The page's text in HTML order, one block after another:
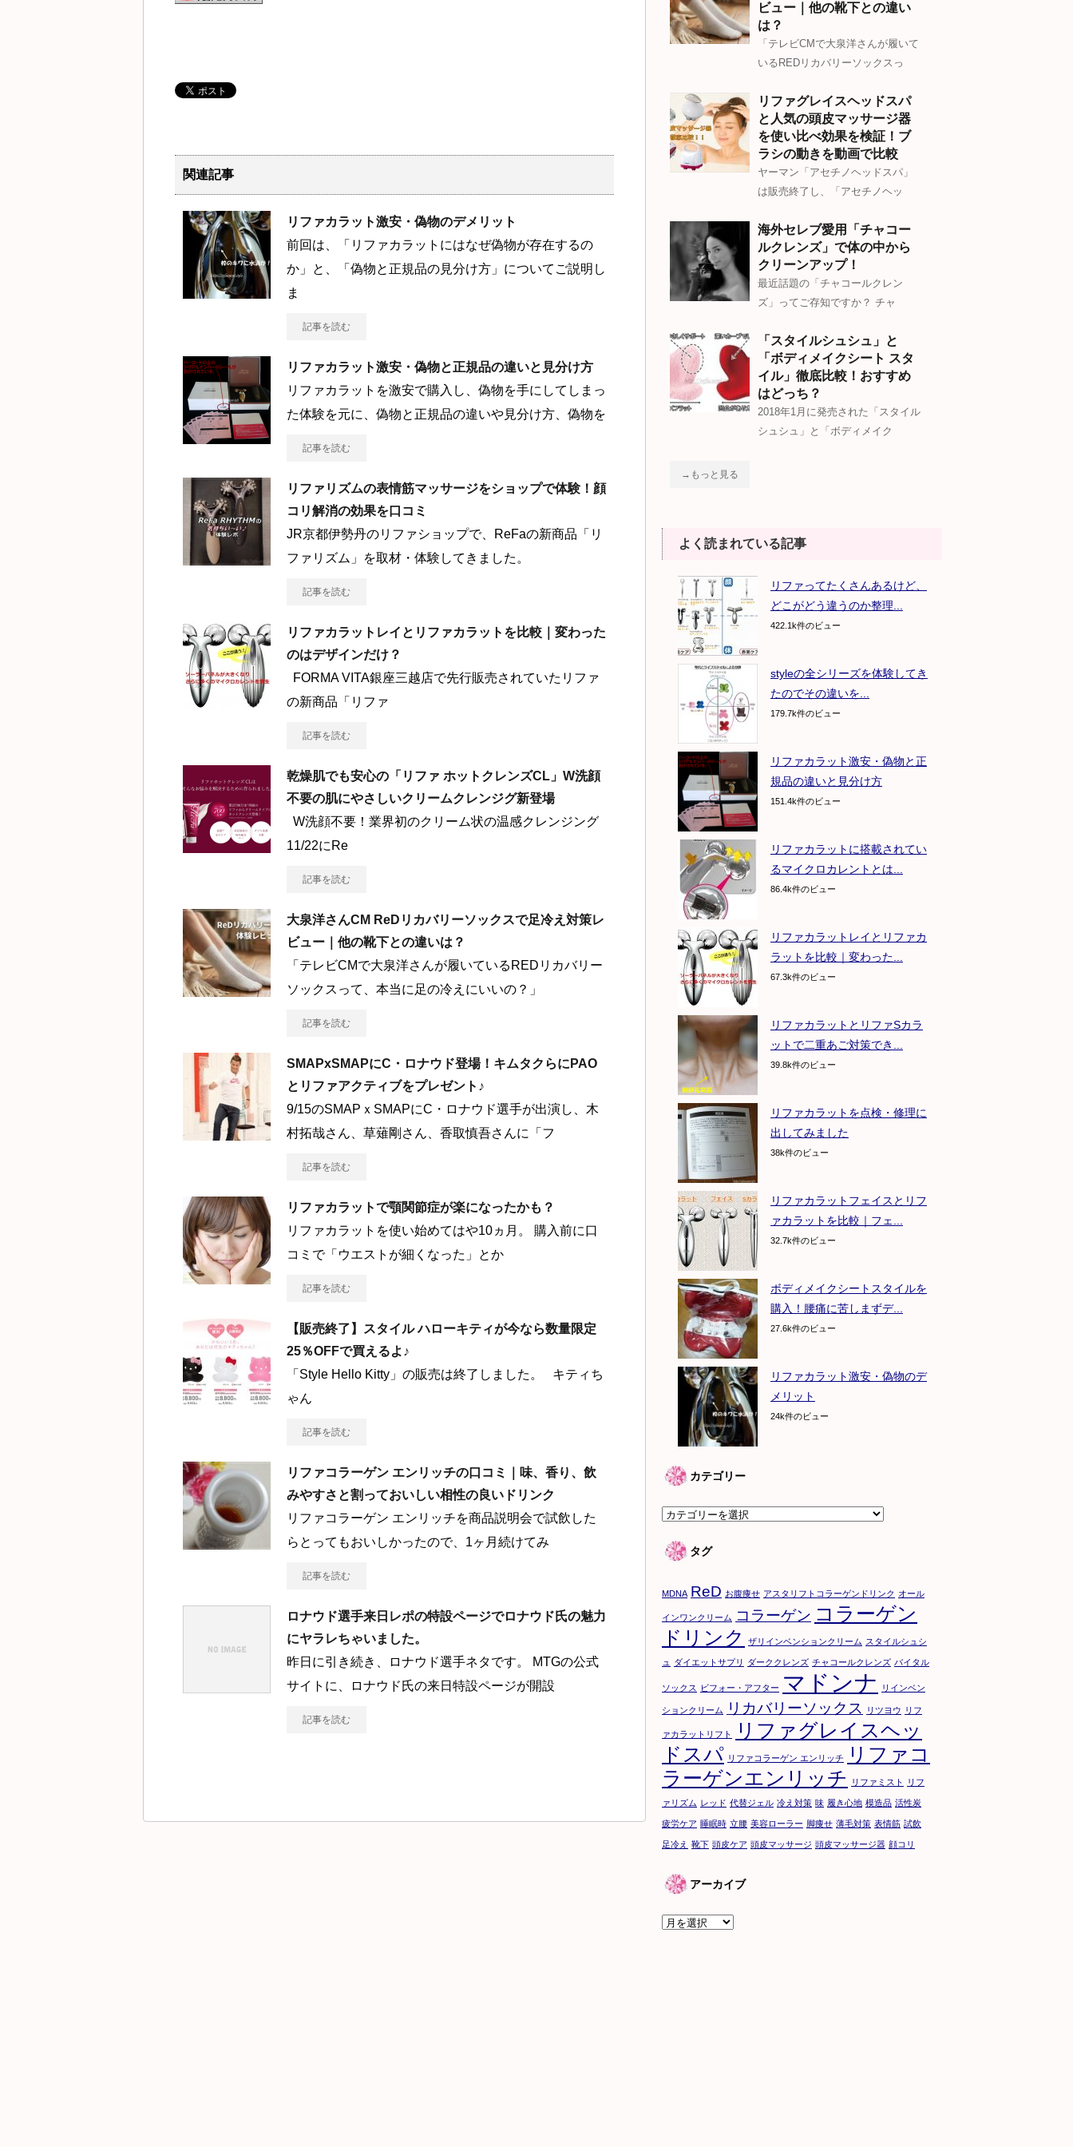
関連記事
リファカラット激安・偽物のデメリット
前回は、「リファカラットにはなぜ偽物が存在するの
か」と、「偽物と正規品の見分け方」についてご説明し
ま
記事を読む
リファカラット激安・偽物と正規品の違いと見分け方
リファカラットを激安で購入し、偽物を手にしてしまっ
た体験を元に、偽物と正規品の違いや見分け方、偽物を
記事を読む
リファリズムの表情筋マッサージをショップで体験！顔
コリ解消の効果を口コミ
JR京都伊勢丹のリファショップで、ReFaの新商品「リ
ファリズム」を取材・体験してきました。
記事を読む
リファカラットレイとリファカラットを比較｜変わった
のはデザインだけ？
FORMA VITA銀座三越店で先行販売されていたリファ
の新商品「リファ
記事を読む
乾燥肌でも安心の「リファ ホットクレンズCL」W洗顔
不要の肌にやさしいクリームクレンジグ新登場
W洗顔不要！業界初のクリーム状の温感クレンジング
11/22にRe
記事を読む
大泉洋さんCM ReDリカバリーソックスで足冷え対策レ
ビュー｜他の靴下との違いは？
「テレビCMで大泉洋さんが履いているREDリカバリー
ソックスって、本当に足の冷えにいいの？」
記事を読む
SMAPxSMAPにC・ロナウド登場！キムタクらにPAO
とリファアクティブをプレゼント♪
9/15のSMAPｘSMAPにC・ロナウド選手が出演し、木
村拓哉さん、草薙剛さん、香取慎吾さんに「フ
記事を読む
リファカラットで顎関節症が楽になったかも？
リファカラットを使い始めてはや10ヵ月。 購入前に口
コミで「ウエストが細くなった」とか
記事を読む
【販売終了】スタイル ハローキティが今なら数量限定
25％OFFで買えるよ♪
「Style Hello Kitty」の販売は終了しました。 キティち
ゃん
記事を読む
リファコラーゲン エンリッチの口コミ｜味、香り、飲
みやすさと割っておいしい相性の良いドリンク
リファコラーゲン エンリッチを商品説明会で試飲した
らとってもおいしかったので、1ヶ月続けてみ
記事を読む
ロナウド選手来日レポの特設ページでロナウド氏の魅力
にヤラレちゃいました。
昨日に引き続き、ロナウド選手ネタです。 MTGの公式
サイトに、ロナウド氏の来日特設ページが開設
記事を読む
ビュー｜他の靴下との違い
は？
「テレビCMで大泉洋さんが履いて
いるREDリカバリーソックスっ
リファグレイスヘッドスパ
と人気の頭皮マッサージ器
を使い比べ効果を検証！ブ
ラシの動きを動画で比較
ヤーマン「アセチノヘッドスパ」
は販売終了し、「アセチノヘッ
海外セレブ愛用「チャコー
ルクレンズ」で体の中から
クリーンアップ！
最近話題の「チャコールクレン
ズ」ってご存知ですか？ チャ
「スタイルシュシュ」と
「ボディメイクシート スタ
イル」徹底比較！おすすめ
はどっち？
2018年1月に発売された「スタイル
シュシュ」と「ボディメイク
→もっと見る
よく読まれている記事
リファってたくさんあるけど、
どこがどう違うのか整理...
422.1k件のビュー
styleの全シリーズを体験してき
たのでその違いを...
179.7k件のビュー
リファカラット激安・偽物と正
規品の違いと見分け方
151.4k件のビュー
リファカラットに搭載されてい
るマイクロカレントとは...
86.4k件のビュー
リファカラットレイとリファカ
ラットを比較｜変わった...
67.3k件のビュー
リファカラットとリファSカラ
ットで二重あご対策でき...
39.8k件のビュー
リファカラットを点検・修理に
出してみました
38k件のビュー
リファカラットフェイスとリフ
ァカラットを比較｜フェ...
32.7k件のビュー
ボディメイクシートスタイルを
購入！腰痛に苦しまずデ...
27.6k件のビュー
リファカラット激安・偽物のデ
メリット
24k件のビュー
カテゴリー
カ
ゴ
ー
タグ
MDNA ReD お腹痩せ アスタリフトコラーゲンドリンク オール
インワンクリーム コラーゲン コラーゲン
ドリンク
ザリインベンションクリーム スタイルシュシ
ュ ダイエットサプリ ダーククレンズ チャコールクレンズ バイタル
ソックス ビフォー・アフター マドンナ リインベン
ションクリーム リカバリーソックス リツヨウ リフ
ァカラットリフト
リファグレイスヘッ
ドスパ リファコラーゲン エンリッチ
リファコ
ラーゲンエンリッチ
リファミスト リフ
ァリズム レッド 代替ジェル 冷え対策 味 履き心地 模造品 活性炭
疲労ケア 睡眠時 立腰 美容ローラー 脚痩せ 薄毛対策 表情筋 試飲
足冷え 靴下 頭皮ケア 頭皮マッサージ 頭皮マッサージ器 顔コリ
アーカイブ
ア